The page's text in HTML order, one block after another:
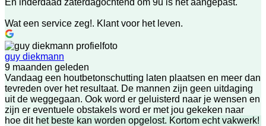
En inderdaad zaterdagochtend om 9u is het aangepast.
Wat een service zeg!. Klant voor het leven.
guy diekmann
9 maanden geleden
Vandaag een houtbetonschutting laten plaatsen en meer dan
tevreden over het resultaat. De mannen zijn geen uitdaging
uit de weggegaan. Ook word er geluisterd naar je wensen en
zijn er eventuele obstakels word er met jou gekeken naar
hoe dit het beste kan worden opgelost. Kortom echt vakwerk!